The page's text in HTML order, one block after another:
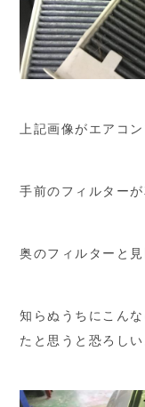
上記画像がエアコン
手前のフィルター
奥のフィルターと
知らぬうちにこん
たと思うと恐ろしい